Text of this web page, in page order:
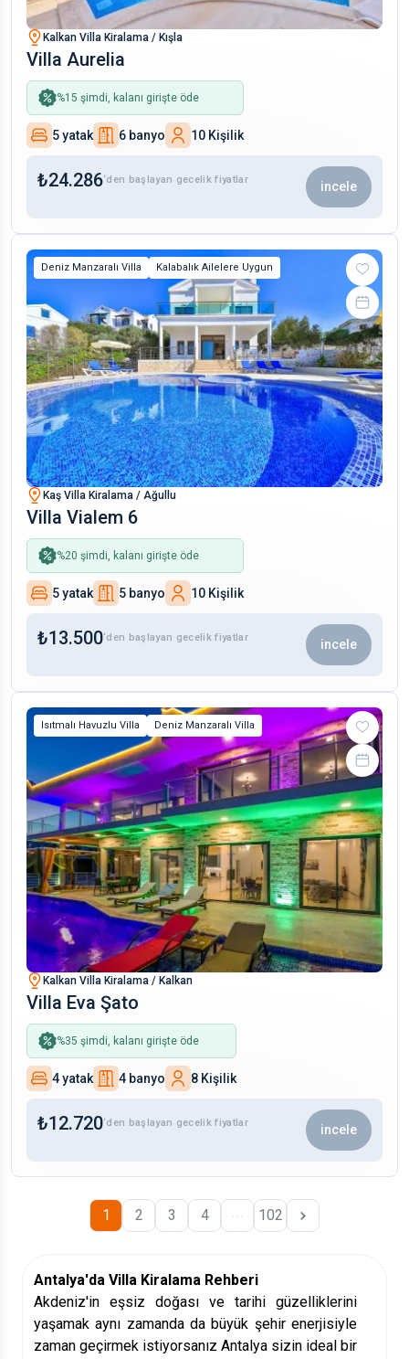
Kalkan Villa Kiralama / Kışla
Villa Aurelia
%15 şimdi, kalanı girişte öde
5 yatak 6 banyo 10 Kişilik
₺24.286‘den başlayan gecelik fiyatlar incele
Deniz Manzaralı Villa Kalabalık Ailelere Uygun
Kaş Villa Kiralama / Ağullu
Villa Vialem 6
%20 şimdi, kalanı girişte öde
5 yatak 5 banyo 10 Kişilik
₺13.500‘den başlayan gecelik fiyatlar incele
Isıtmalı Havuzlu Villa Deniz Manzaralı Villa
Kalkan Villa Kiralama / Kalkan
Villa Eva Şato
%35 şimdi, kalanı girişte öde
4 yatak 4 banyo 8 Kişilik
₺12.720‘den başlayan gecelik fiyatlar incele
1 2 3 4 102
Antalya'da Villa Kiralama Rehberi
Akdeniz'in eşsiz doğası ve tarihi güzelliklerini
yaşamak aynı zamanda da büyük şehir enerjisiyle
zaman geçirmek istiyorsanız Antalya sizin ideal bir